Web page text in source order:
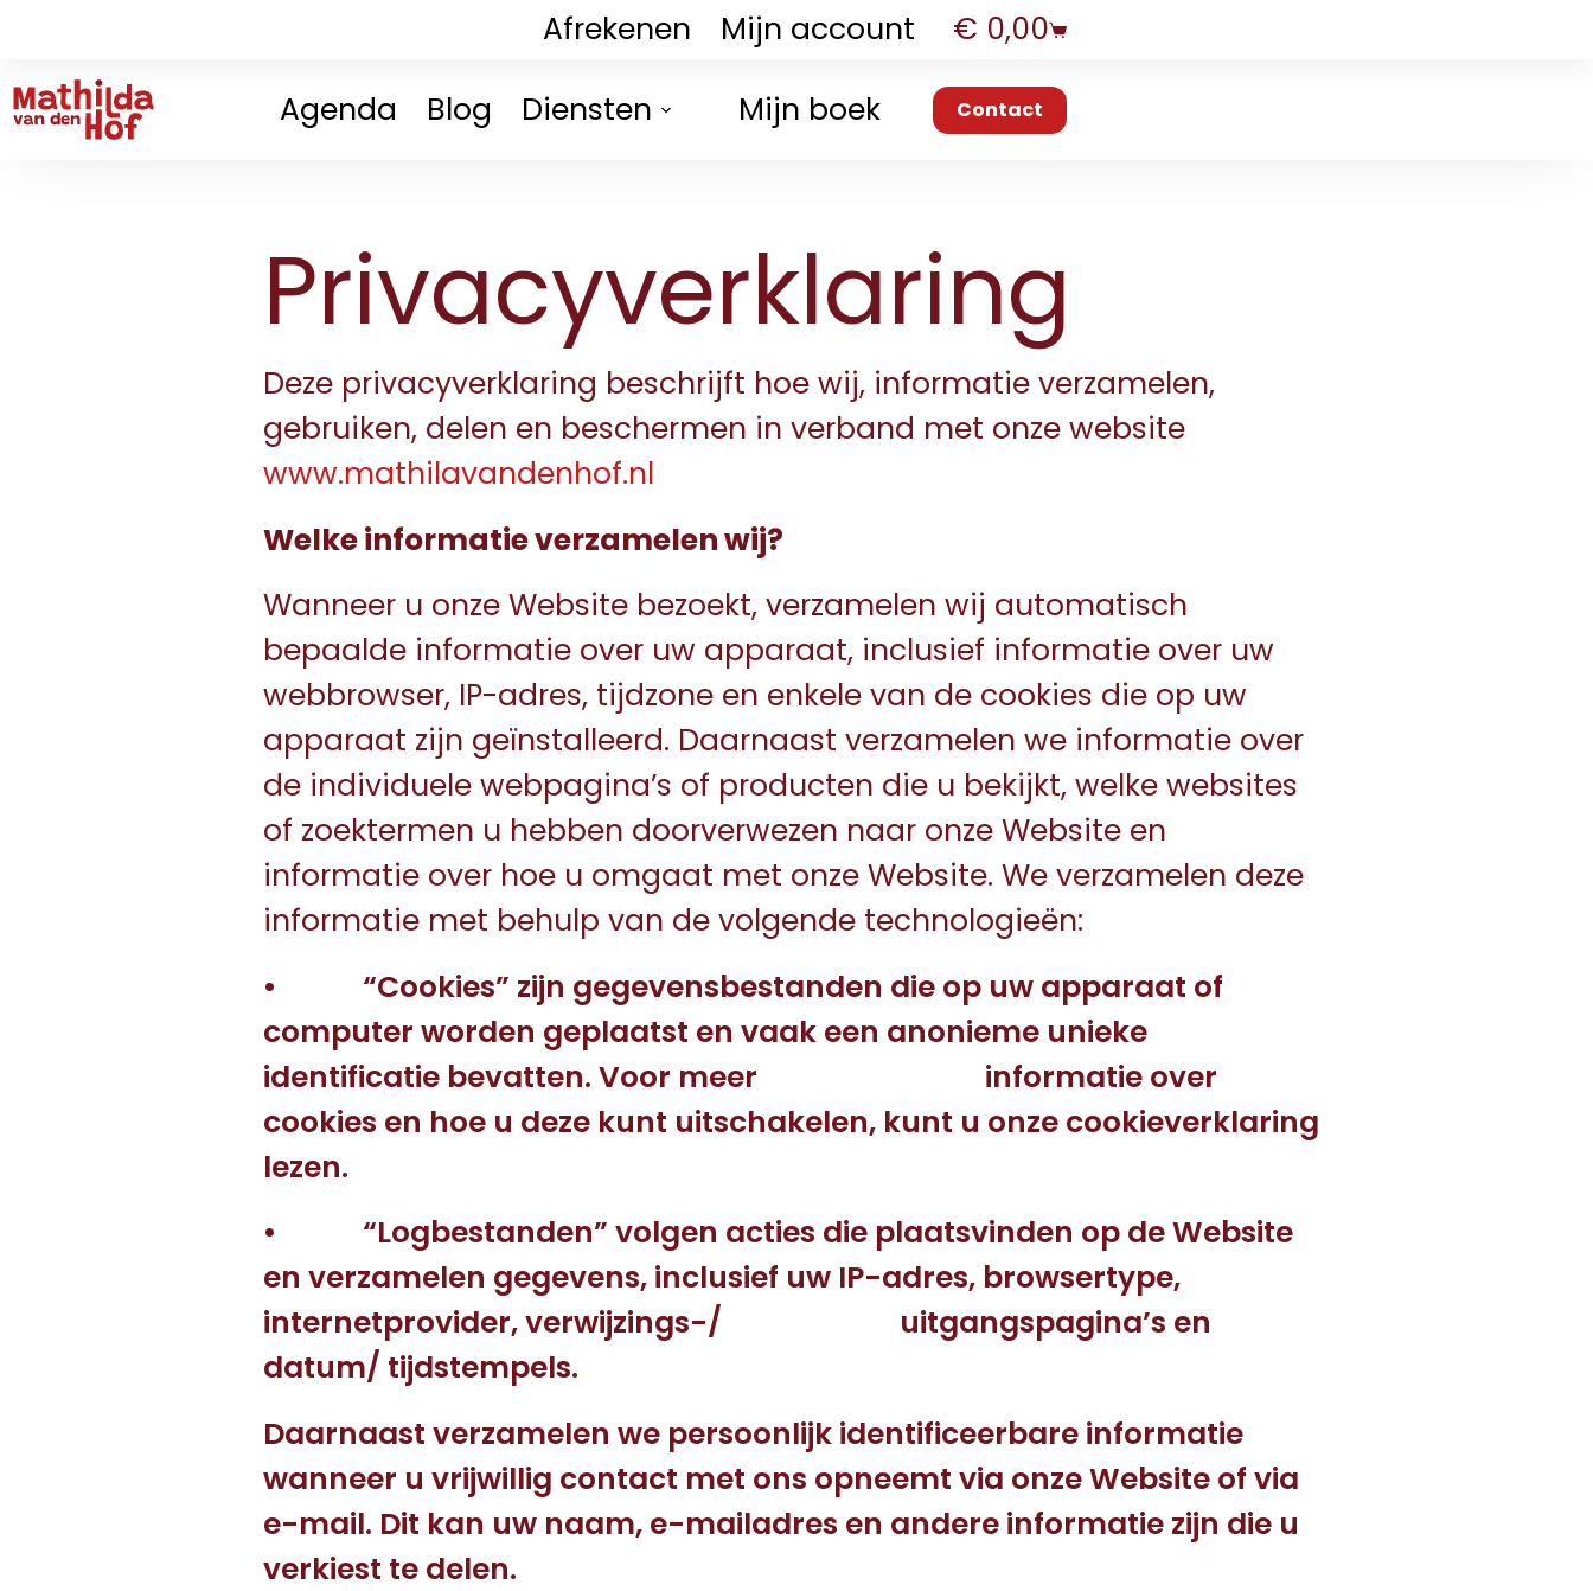
Afrekenen Mijn account € 0,00
Agenda
Blog Diensten Mijn boek Tarieven
Contact
Privacyverklaring
Deze privacyverklaring beschrijft hoe wij, informatie verzamelen,
gebruiken, delen en beschermen in verband met onze website
www.mathilavandenhof.nl
Welke informatie verzamelen wij?
Wanneer u onze Website bezoekt, verzamelen wij automatisch
bepaalde informatie over uw apparaat, inclusief informatie over uw
webbrowser, IP-adres, tijdzone en enkele van de cookies die op uw
apparaat zijn geïnstalleerd. Daarnaast verzamelen we informatie over
de individuele webpagina’s of producten die u bekijkt, welke websites
of zoektermen u hebben doorverwezen naar onze Website en
informatie over hoe u omgaat met onze Website. We verzamelen deze
informatie met behulp van de volgende technologieën:
• “Cookies” zijn gegevensbestanden die op uw apparaat of
computer worden geplaatst en vaak een anonieme unieke
identificatie bevatten. Voor meer informatie over
cookies en hoe u deze kunt uitschakelen, kunt u onze cookieverklaring
lezen.
• “Logbestanden” volgen acties die plaatsvinden op de Website
en verzamelen gegevens, inclusief uw IP-adres, browsertype,
internetprovider, verwijzings-/ uitgangspagina’s en
datum/ tijdstempels.
Daarnaast verzamelen we persoonlijk identificeerbare informatie
wanneer u vrijwillig contact met ons opneemt via onze Website of via
e-mail. Dit kan uw naam, e-mailadres en andere informatie zijn die u
verkiest te delen.